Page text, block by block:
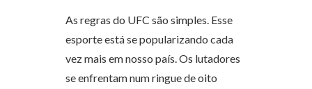
As regras do UFC são simples. Esse
esporte está se popularizando cada
vez mais em nosso país. Os lutadores
se enfrentam num ringue de oito